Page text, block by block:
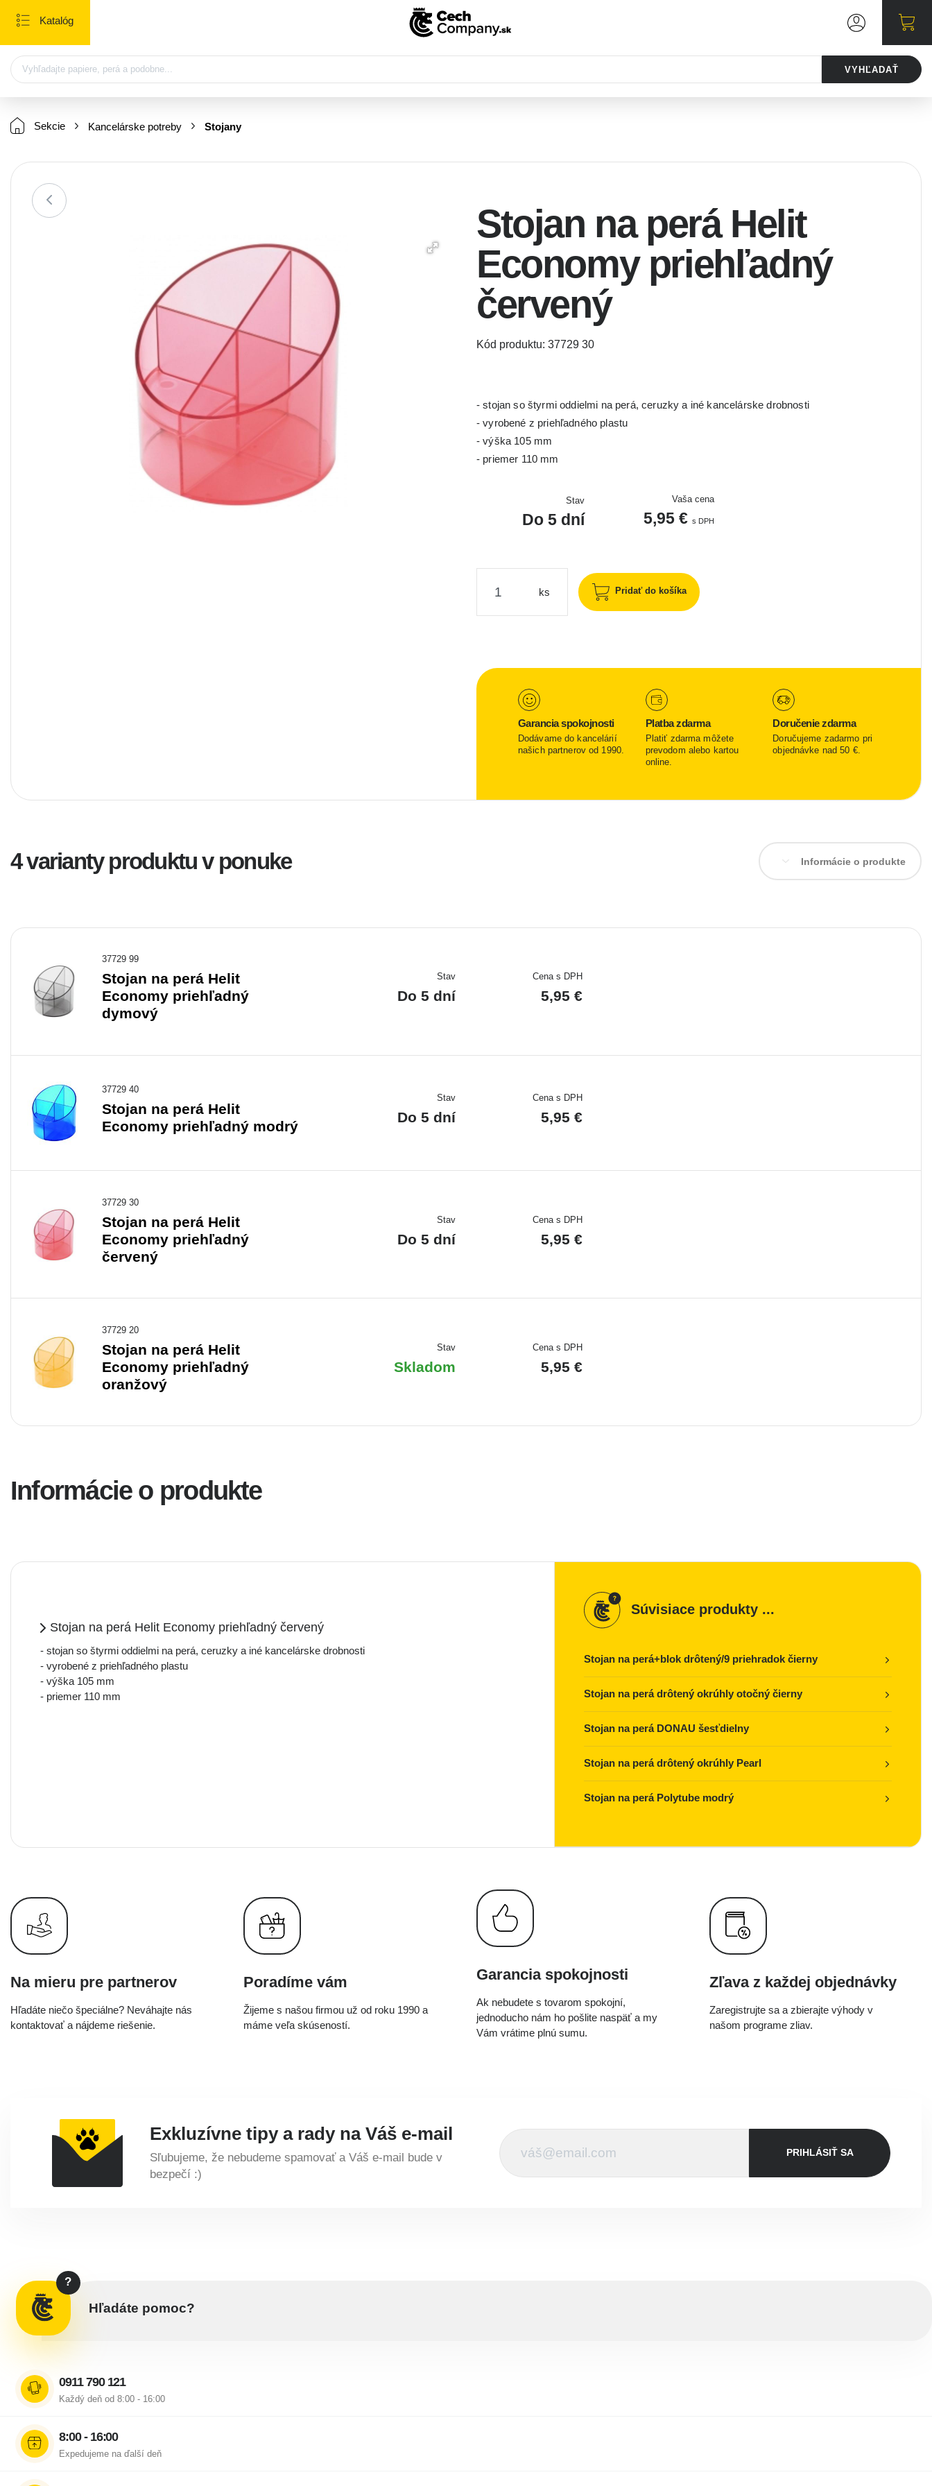
Katalóg
VYHĽADAŤ
?
Hľadáte pomoc?
0911 790 121
Každý deň od 8:00 - 16:00
8:00 - 16:00
Expedujeme na ďalší deň
Sekcie Kancelárske potreby Stojany
Stojan na perá Helit
Economy priehľadný
červený
Kód produktu: 37729 30
- stojan so štyrmi oddielmi na perá, ceruzky a iné kancelárske drobnosti
- vyrobené z priehľadného plastu
- výška 105 mm
- priemer 110 mm
Stav
Do 5 dní
Vaša cena
5,95 € s DPH
ks Pridať do košíka
Garancia spokojnosti
Dodávame do kancelárií
našich partnerov od 1990.
Platba zdarma
Platiť zdarma môžete
prevodom alebo kartou
online.
Doručenie zdarma
Doručujeme zadarmo pri
objednávke nad 50 €.
4 varianty produktu v ponuke Informácie o produkte
37729 99
Stojan na perá Helit
Economy priehľadný
dymový
Stav
Do 5 dní
Cena s DPH
5,95 €
37729 40
Stojan na perá Helit
Economy priehľadný modrý
Stav
Do 5 dní
Cena s DPH
5,95 €
37729 30
Stojan na perá Helit
Economy priehľadný
červený
Stav
Do 5 dní
Cena s DPH
5,95 €
37729 20
Stojan na perá Helit
Economy priehľadný
oranžový
Stav
Skladom
Cena s DPH
5,95 €
Informácie o produkte
Stojan na perá Helit Economy priehľadný červený
- stojan so štyrmi oddielmi na perá, ceruzky a iné kancelárske drobnosti
- vyrobené z priehľadného plastu
- výška 105 mm
- priemer 110 mm
Súvisiace produkty ...
Stojan na perá+blok drôtený/9 priehradok čierny
Stojan na perá drôtený okrúhly otočný čierny
Stojan na perá DONAU šesťdielny
Stojan na perá drôtený okrúhly Pearl
Stojan na perá Polytube modrý
Na mieru pre partnerov
Hľadáte niečo špeciálne? Neváhajte nás
kontaktovať a nájdeme riešenie.
Poradíme vám
Žijeme s našou firmou už od roku 1990 a
máme veľa skúseností.
Garancia spokojnosti
Ak nebudete s tovarom spokojní,
jednoducho nám ho pošlite naspäť a my
Vám vrátime plnú sumu.
Zľava z každej objednávky
Zaregistrujte sa a zbierajte výhody v
našom programe zliav.
Exkluzívne tipy a rady na Váš e-mail
Sľubujeme, že nebudeme spamovať a Váš e-mail bude v
bezpečí :)
PRIHLÁSIŤ SA